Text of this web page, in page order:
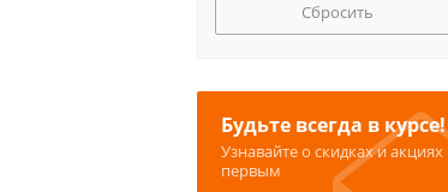
Сбросить
Будьте всегда в курсе!
Узнавайте о скидках и акциях
первым